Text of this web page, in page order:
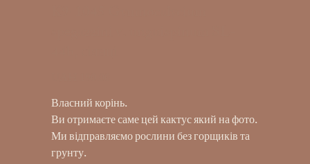
Власний корінь.
Ви отримаєте саме цей кактус який на фото.
Ми відправляємо рослини без горщиків та
грунту.